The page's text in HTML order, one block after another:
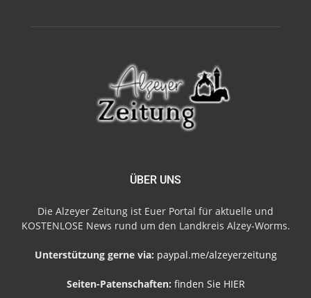
ÜBER UNS
Die Alzeyer Zeitung ist Euer Portal für aktuelle und
KOSTENLOSE News rund um den Landkreis Alzey-Worms.
Unterstützung gerne via: paypal.me/alzeyerzeitung
Seiten-Patenschaften: finden Sie HIER